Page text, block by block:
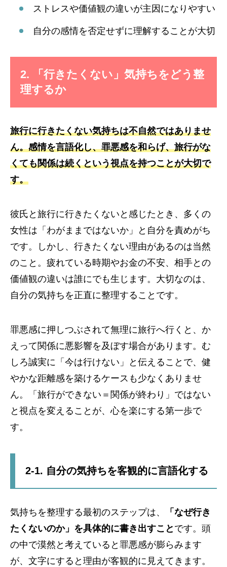
ストレスや価値観の違いが主因になりやすい
自分の感情を否定せずに理解することが大切
2. 「行きたくない」気持ちをどう整
理するか
旅行に行きたくない気持ちは不自然ではありませ
ん。感情を言語化し、罪悪感を和らげ、旅行がな
くても関係は続くという視点を持つことが大切で
す。
彼氏と旅行に行きたくないと感じたとき、多くの
女性は「わがままではないか」と自分を責めがち
です。しかし、行きたくない理由があるのは当然
のこと。疲れている時期やお金の不安、相手との
価値観の違いは誰にでも生じます。大切なのは、
自分の気持ちを正直に整理することです。
罪悪感に押しつぶされて無理に旅行へ行くと、か
えって関係に悪影響を及ぼす場合があります。む
しろ誠実に「今は行けない」と伝えることで、健
やかな距離感を築けるケースも少なくありませ
ん。「旅行ができない＝関係が終わり」ではない
と視点を変えることが、心を楽にする第一歩で
す。
2-1. 自分の気持ちを客観的に言語化する
気持ちを整理する最初のステップは、
「なぜ行き
たくないのか」を具体的に書き出すこと です。頭
の中で漠然と考えていると罪悪感が膨らみます
が、文字にすると理由が客観的に見えてきます。